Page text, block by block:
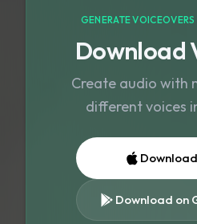
GENERATE
Download
Create audio with
different voices
Download on